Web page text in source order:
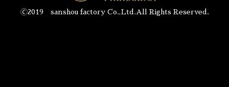
🄫2019 sanshou factory Co.,Ltd.All Rights Reserved.